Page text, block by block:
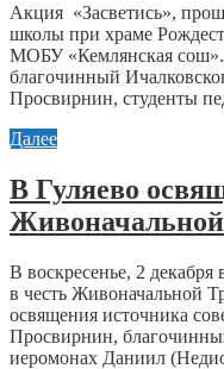
Акция «Засветись»,
школы при храме
МОБУ «Кемлянская
благочинный
Просвирнин, студенты
Далее
В Гуляево
В воскресенье, 2
в честь Живоначальной
освящения источника
Просвирнин,
иеромонах Даниил